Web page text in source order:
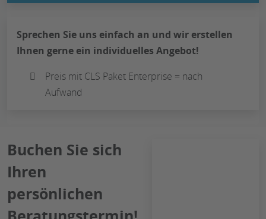
Sprechen Sie uns einfach an und wir erstellen
Ihnen gerne ein individuelles Angebot!
Preis mit CLS Paket Enterprise = nach
Aufwand
Buchen Sie sich
Ihren
persönlichen